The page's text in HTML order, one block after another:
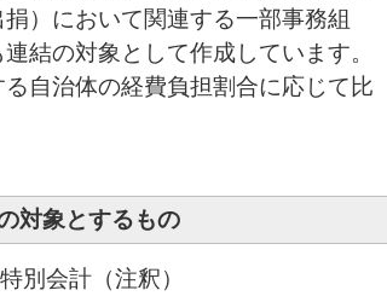
）において関連する一部事務組
結の対象として作成しています。
自治体の経費負担割合に応じて比
対象とするもの
別会計（注釈）